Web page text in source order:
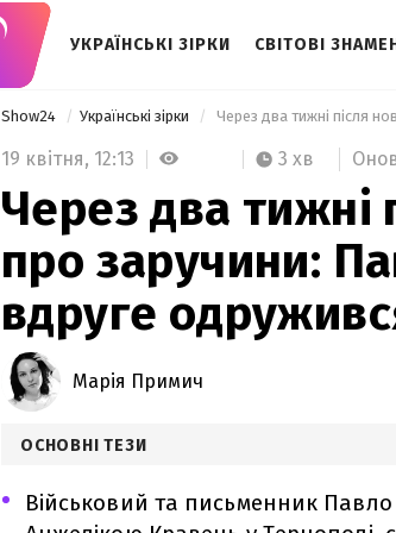
УКРАЇНСЬКІ ЗІРКИ СВІТОВІ
Show24 Українські зірки
19 квітня, 12:13 3 хв
Через два тижні
про заручини:
вдруге
Марія Примич
ОСНОВНІ ТЕЗИ
Військовий та письменник